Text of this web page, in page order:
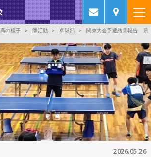
の様子 > 部活動 > 卓球部 >
関東大会予選結果報告 県
2026.05.26